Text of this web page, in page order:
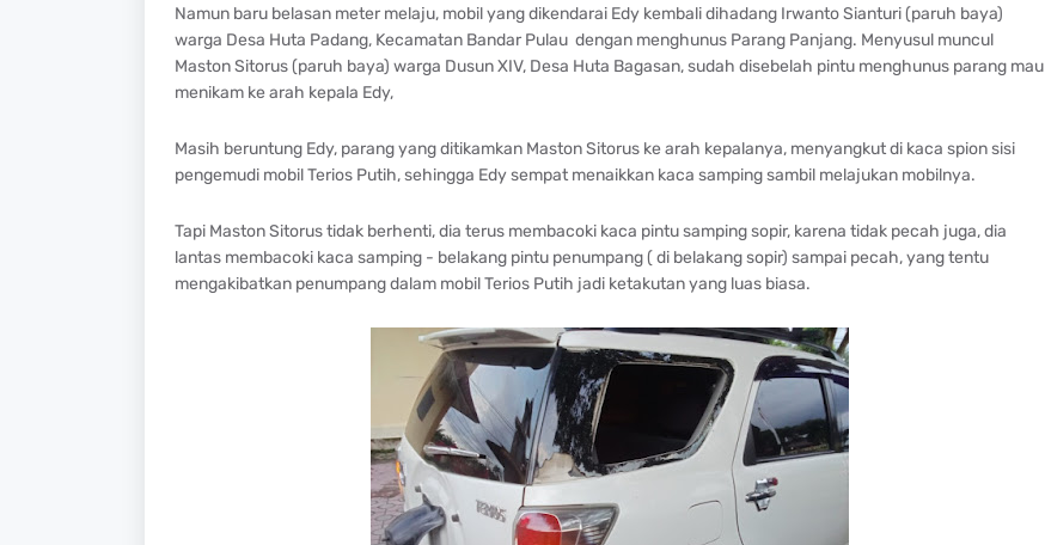
Namun baru belasan meter melaju, mobil yang dikendarai Edy kembali dihadang Irwanto Sianturi (paruh baya)
warga Desa Huta Padang, Kecamatan Bandar Pulau dengan menghunus Parang Panjang. Menyusul muncul
Maston Sitorus (paruh baya) warga Dusun XIV, Desa Huta Bagasan, sudah disebelah pintu menghunus parang mau
menikam ke arah kepala Edy,
Masih beruntung Edy, parang yang ditikamkan Maston Sitorus ke arah kepalanya, menyangkut di kaca spion sisi
pengemudi mobil Terios Putih, sehingga Edy sempat menaikkan kaca samping sambil melajukan mobilnya.
Tapi Maston Sitorus tidak berhenti, dia terus membacoki kaca pintu samping sopir, karena tidak pecah juga, dia
lantas membacoki kaca samping - belakang pintu penumpang ( di belakang sopir) sampai pecah, yang tentu
mengakibatkan penumpang dalam mobil Terios Putih jadi ketakutan yang luas biasa.